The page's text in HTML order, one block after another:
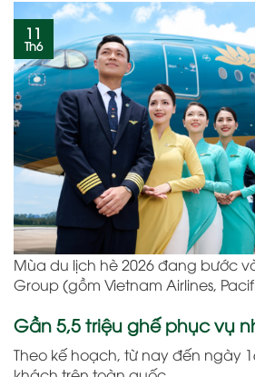
11
Th6
Mùa du lịch hè 2026 đang bước
Group (gồm Vietnam Airlines,
Gần 5,5 triệu ghế phục vụ
Theo kế hoạch, từ nay đến ngày